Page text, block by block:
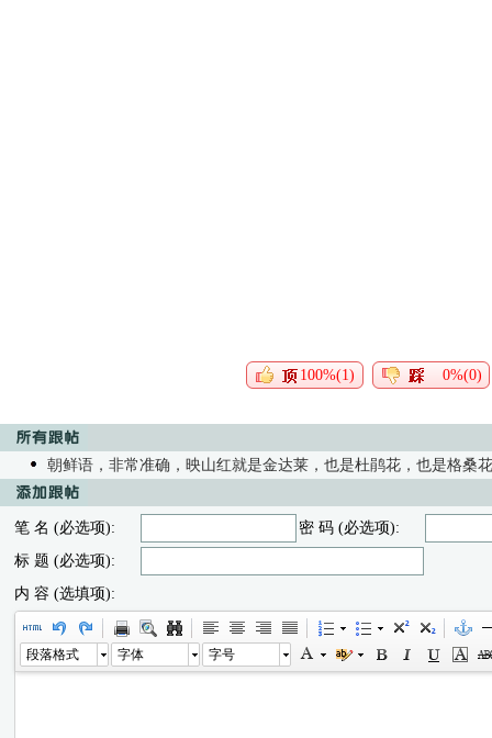
100%(1) 0%(0)
朝鲜语，非常准确，映山红就是金达莱，也是杜鹃花，也是格桑花
笔 名 (必选项):
密 码 (必选项):
标 题 (必选项):
内 容 (选填项):
段落格式 字体 字号